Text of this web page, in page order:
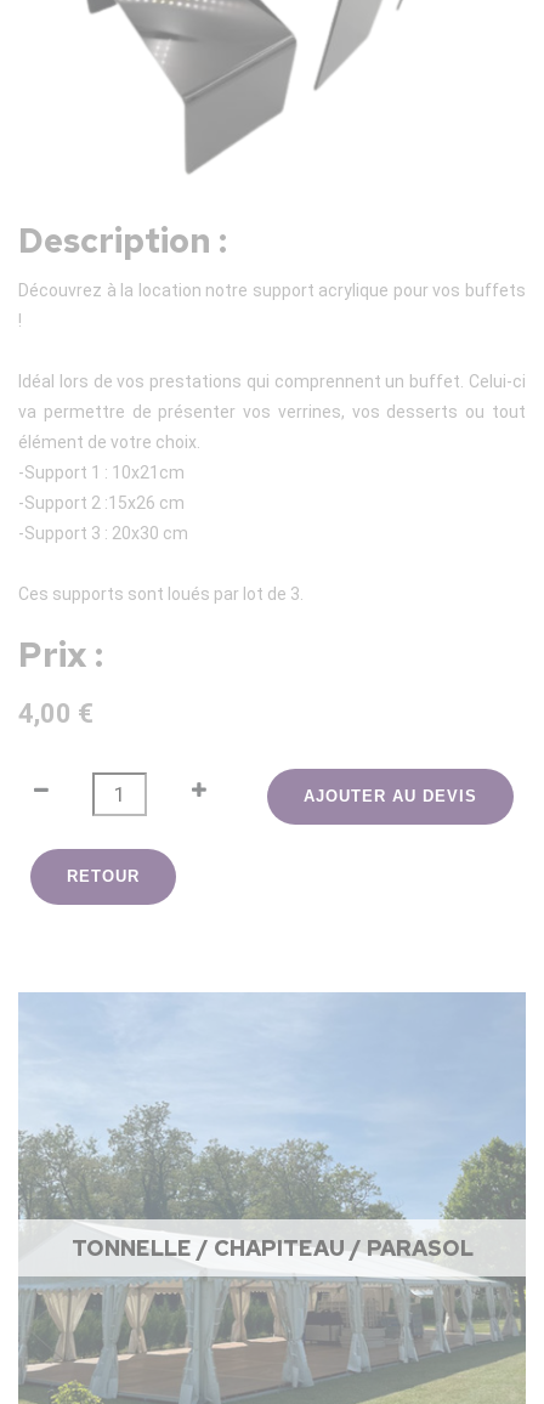
Description :
Découvrez à la location notre support acrylique pour vos buffets
!
Idéal lors de vos prestations qui comprennent un buffet. Celui-ci
va permettre de présenter vos verrines, vos desserts ou tout
élément de votre choix.
-Support 1 : 10x21cm
-Support 2 :15x26 cm
-Support 3 : 20x30 cm
Ces supports sont loués par lot de 3.
Prix :
4,00 €
AJOUTER AU DEVIS
RETOUR
TONNELLE / CHAPITEAU / PARASOL